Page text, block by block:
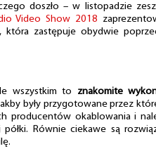
doszło – w listopadzie
Video Show 2018
która zastępuje obydwie
wszystkim to znakomite
były przygotowane przez
producentów okablowania i
Równie ciekawe są